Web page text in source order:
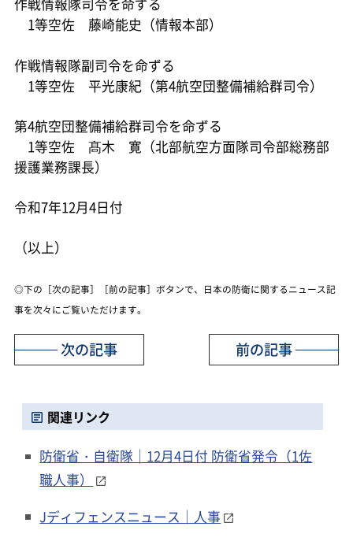
作戦情報隊司令を命ずる
1等空佐 藤崎能史（情報本部）
作戦情報隊副司令を命ずる
1等空佐 平光康紀（第4航空団整備補給群司令）
第4航空団整備補給群司令を命ずる
1等空佐 髙木 寛（北部航空方面隊司令部総務部
援護業務課長）
令和7年12月4日付
（以上）
◎下の［次の記事］［前の記事］ボタンで、日本の防衛に関するニュース記
事を次々にご覧いただけます。
前の記事
次の記事
関連リンク
防衛省・自衛隊｜12月4日付 防衛省発令（1佐
職人事）
Jディフェンスニュース｜人事